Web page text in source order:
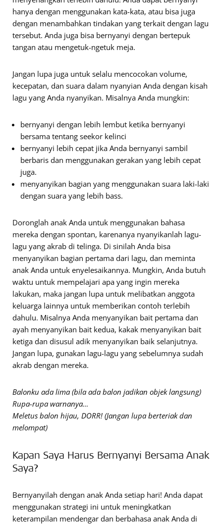
hanya dengan menggunakan kata-kata, atau bisa juga
dengan menambahkan tindakan yang terkait dengan lagu
tersebut. Anda juga bisa bernyanyi dengan bertepuk
tangan atau mengetuk-ngetuk meja.
Jangan lupa juga untuk selalu mencocokan volume,
kecepatan, dan suara dalam nyanyian Anda dengan kisah
lagu yang Anda nyanyikan. Misalnya Anda mungkin:
bernyanyi dengan lebih lembut ketika bernyanyi
bersama tentang seekor kelinci
bernyanyi lebih cepat jika Anda bernyanyi sambil
berbaris dan menggunakan gerakan yang lebih cepat
juga.
menyanyikan bagian yang menggunakan suara laki-laki
dengan suara yang lebih bass.
Doronglah anak Anda untuk menggunakan bahasa
mereka dengan spontan, karenanya nyanyikanlah lagu-
lagu yang akrab di telinga. Di sinilah Anda bisa
menyanyikan bagian pertama dari lagu, dan meminta
anak Anda untuk enyelesaikannya. Mungkin, Anda butuh
waktu untuk mempelajari apa yang ingin mereka
lakukan, maka jangan lupa untuk melibatkan anggota
keluarga lainnya untuk memberikan contoh terlebih
dahulu. Misalnya Anda menyanyikan bait pertama dan
ayah menyanyikan bait kedua, kakak menyanyikan bait
ketiga dan disusul adik menyanyikan baik selanjutnya.
Jangan lupa, gunakan lagu-lagu yang sebelumnya sudah
akrab dengan mereka.
Balonku ada lima (bila ada balon jadikan objek langsung)
Rupa-rupa warnanya…
Meletus balon hijau, DORR! (Jangan lupa berteriak dan
melompat)
Kapan Saya Harus Bernyanyi Bersama Anak
Saya?
Bernyanyilah dengan anak Anda setiap hari! Anda dapat
menggunakan strategi ini untuk meningkatkan
keterampilan mendengar dan berbahasa anak Anda di